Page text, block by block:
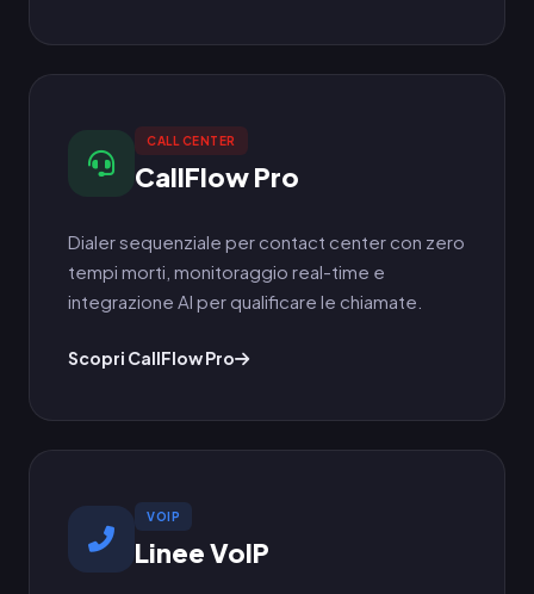
CALL CENTER
CallFlow Pro
Dialer sequenziale per contact center con zero
tempi morti, monitoraggio real-time e
integrazione AI per qualificare le chiamate.
Scopri CallFlow Pro
VOIP
Linee VoIP